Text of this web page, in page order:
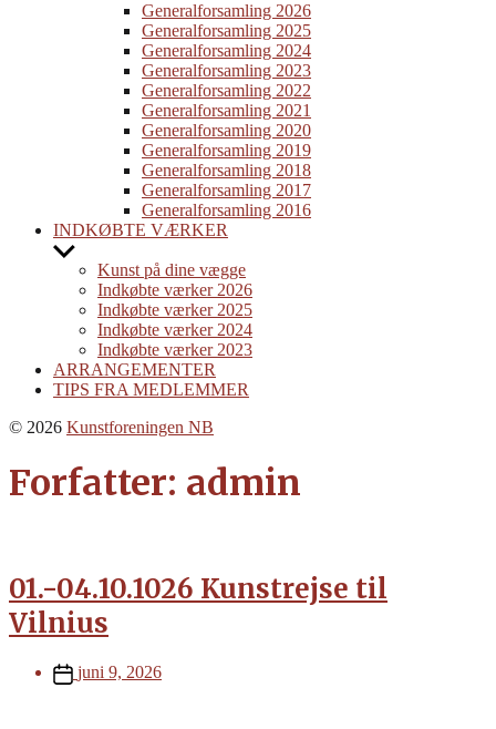
menu
Generalforsamling 2026
Generalforsamling 2025
Generalforsamling 2024
Generalforsamling 2023
Generalforsamling 2022
Generalforsamling 2021
Generalforsamling 2020
Generalforsamling 2019
Generalforsamling 2018
Generalforsamling 2017
Generalforsamling 2016
INDKØBTE VÆRKER
Show
menu
Kunst på dine vægge
Indkøbte værker 2026
Indkøbte værker 2025
Indkøbte værker 2024
Indkøbte værker 2023
ARRANGEMENTER
TIPS FRA MEDLEMMER
© 2026 Kunstforeningen NB
Forfatter: admin
01.-04.10.1026 Kunstrejse til
Vilnius
Post
date
juni 9, 2026